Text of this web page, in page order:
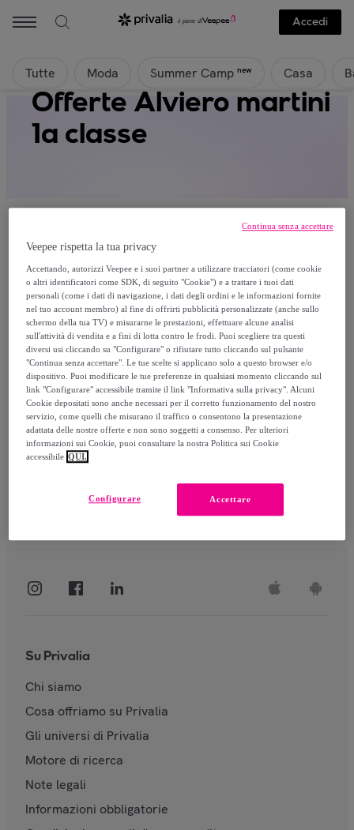
Accedi
Tutte Moda Summer Camp new Casa
Offerte Alviero martini
1a classe
Attualmente non è disponibile alcun
prodotto.
Registrati e accedi a tutti i prodotti visibili ai nostri
membri.
Accedi
Su Privalia
Chi siamo
Cosa offriamo su Privalia
Gli universi di Privalia
Motore di ricerca
Note legali
Informazioni obbligatorie
Veepee rispetta la tua privacy
Accettando, autorizzi Veepee e i suoi partner a utilizzare tracciatori (come cookie
o altri identificatori come SDK, di seguito "Cookie") e a trattare i tuoi dati
personali (come i dati di navigazione, i dati degli ordini e le informazioni fornite
nel tuo account membro) al fine di offrirti pubblicità personalizzate (anche sullo
schermo della tua TV) e misurarne le prestazioni, effettuare alcune analisi
sull'attività di vendita e a fini di lotta contro le frodi. Puoi scegliere tra questi
diversi usi cliccando su "Configurare" o rifiutare tutto cliccando sul pulsante
"Continua senza accettare". Le tue scelte si applicano solo a questo browser e/o
dispositivo. Puoi modificare le tue preferenze in qualsiasi momento cliccando sul
link "Configurare" accessibile tramite il link "Informativa sulla privacy". Alcuni
Cookie depositati sono anche necessari per il corretto funzionamento del nostro
servizio, come quelli che misurano il traffico o consentono la presentazione
adattata delle nostre offerte e non sono soggetti a consenso. Per ulteriori
informazioni sui Cookie, puoi consultare la nostra Politica sui Cookie
accessibile QUI.
Accettare
Configurare
Continua senza accettare